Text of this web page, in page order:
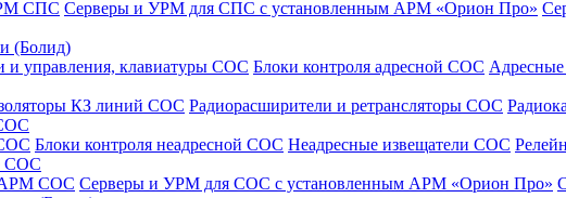
СПС Серверы и УРМ для СПС с установленным АРМ «Орион Про»
(Болид)
и управления, клавиатуры СОС Блоки контроля адресной СОС
КЗ линий СОС Радиорасширители и ретрансляторы СОС
Блоки контроля неадресной СОС Неадресные извещатели СОС
СОС
АРМ СОС Серверы и УРМ для СОС с установленным АРМ «Орион Про»